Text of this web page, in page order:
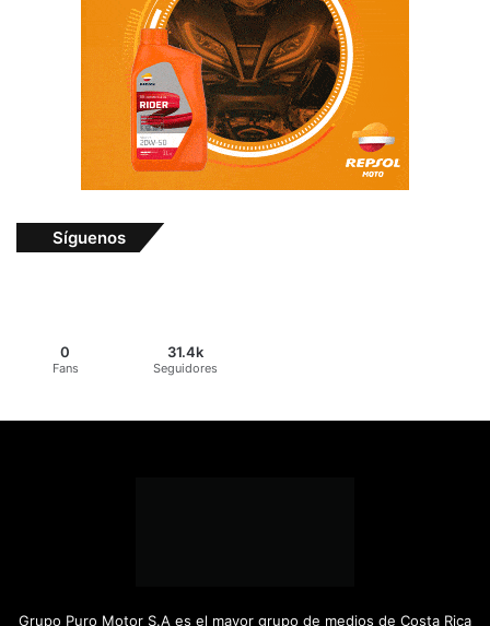
Síguenos
0
Fans
31.4k
Seguidores
Grupo Puro Motor S.A es el mayor grupo de medios de Costa Rica